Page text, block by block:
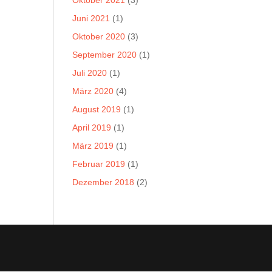
Juni 2021 (1)
Oktober 2020 (3)
September 2020 (1)
Juli 2020 (1)
März 2020 (4)
August 2019 (1)
April 2019 (1)
März 2019 (1)
Februar 2019 (1)
Dezember 2018 (2)